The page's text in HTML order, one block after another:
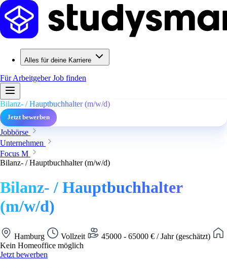
Alles für deine Karriere
Für ArbeitgeberJob finden
Bilanz- / Hauptbuchhalter (m/w/d)
Jetzt bewerben
Jobbörse
Unternehmen
Focus M
Bilanz- / Hauptbuchhalter (m/w/d)
Bilanz- / Hauptbuchhalter
(m/w/d)
Hamburg Vollzeit
45000 - 65000 € / Jahr (geschätzt)
Kein Homeoffice möglich
Jetzt bewerben